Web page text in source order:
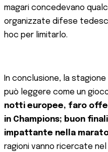
magari concedevano
organizzate difese
hoc per limitarlo.
In conclusione, la stagione
può leggere come un
notti europee, faro
in Champions; buon
impattante nella
ragioni vanno ricercate